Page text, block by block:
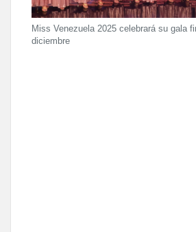
Miss Venezuela 2025 celebrará su gala
diciembre